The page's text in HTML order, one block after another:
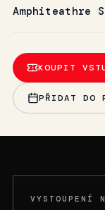
Amphiteathre
KOUPIT
PŘIDAT DO
VYSTOUPENÍ